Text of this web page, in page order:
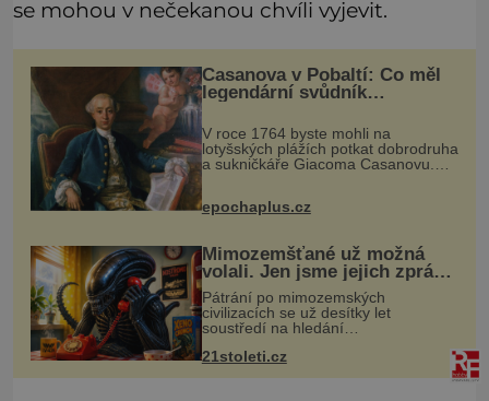
se mohou v nečekanou chvíli vyjevit.
Casanova v Pobaltí: Co měl
legendární svůdník
společného se svobodnými
zednáři?
V roce 1764 byste mohli na
lotyšských plážích potkat dobrodruha
a sukničkáře Giacoma Casanovu.
Jeho cesta k Baltskému moři však
pracovní cestou se zištnými úmysly.
epochaplus.cz
Mimozemšťané už možná
volali. Jen jsme jejich zprávu
nedokázali rozpoznat
Pátrání po mimozemských
civilizacích se už desítky let
soustředí na hledání
které by příroda sama vytvořila jen
21stoleti.cz